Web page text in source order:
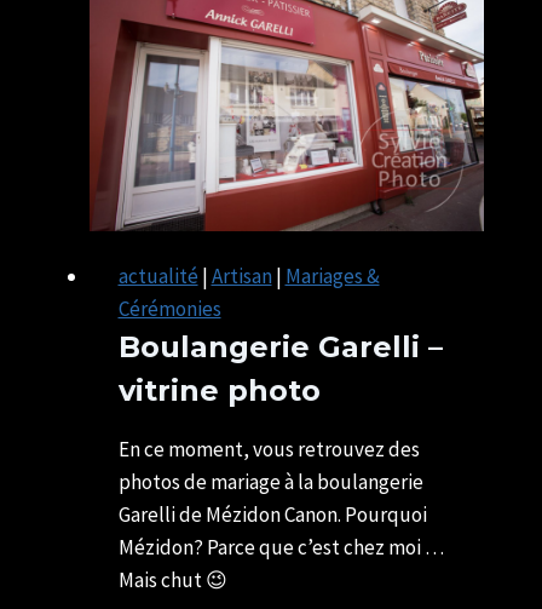
actualité |Artisan | Mariages &
Cérémonies
Boulangerie Garelli –
vitrine photo
En ce moment, vous retrouvez des
photos de mariage à la boulangerie
Garelli de Mézidon Canon. Pourquoi
Mézidon? Parce que c’est chez moi …
Mais chut 😉